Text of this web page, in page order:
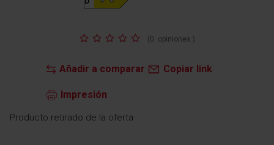
Añadir a comparar Copiar link
Impresión
Producto retirado de la oferta
Valoración: (0 opiniones )